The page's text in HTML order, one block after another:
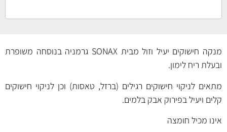
מנקה חישוקים יעיל וזול מבית SONAX גרמניה בנוסחה משופרת
ובעלת ריח לימון.
מתאים לניקוי חישוקים רגילים (ברזל, טאסות) וכן לניקוי חישוקים
קלים ויעיל בפירוק אבק בלמים.
אינו מכיל חומצה